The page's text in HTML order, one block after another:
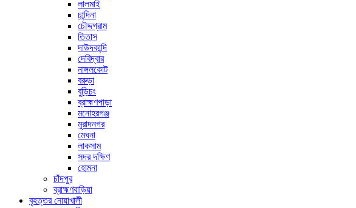
লালমাই
চান্দিনা
চৌদ্দগ্রাম
তিতাস
দাউদকান্দি
দেবিদ্বার
নাঙ্গলকোট
বরুড়া
বুড়িচং
ব্রাহ্মণপাড়া
মনোহরগঞ্জ
মুরাদনগর
মেঘনা
লাকসাম
সদর দক্ষিণ
হোমনা
চাঁদপুর
ব্রাহ্মণবাড়িয়া
বৃহত্তর নোয়াখালী